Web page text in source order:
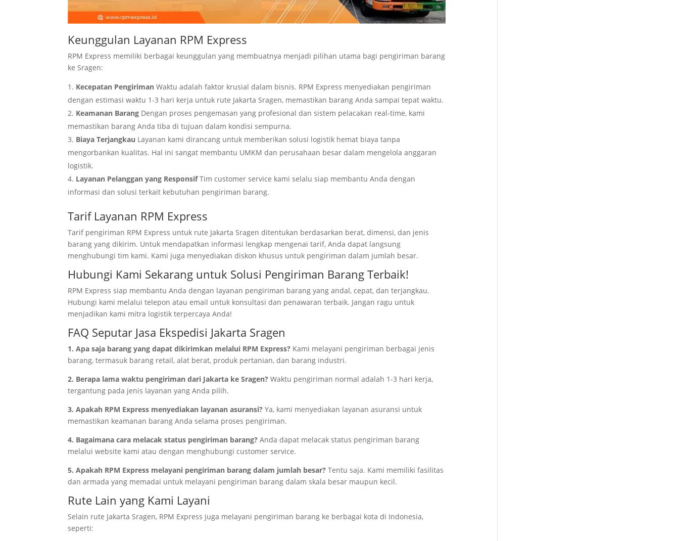
Keunggulan Layanan RPM Express
RPM Express memiliki berbagai keunggulan yang membuatnya menjadi pilihan utama bagi pengiriman barang
ke Sragen:
Kecepatan Pengiriman Waktu adalah faktor krusial dalam bisnis. RPM Express menyediakan pengiriman
dengan estimasi waktu 1-3 hari kerja untuk rute Jakarta Sragen, memastikan barang Anda sampai tepat waktu.
Keamanan Barang Dengan proses pengemasan yang profesional dan sistem pelacakan real-time, kami
memastikan barang Anda tiba di tujuan dalam kondisi sempurna.
Biaya Terjangkau Layanan kami dirancang untuk memberikan solusi logistik hemat biaya tanpa
mengorbankan kualitas. Hal ini sangat membantu UMKM dan perusahaan besar dalam mengelola anggaran
logistik.
Layanan Pelanggan yang ResponsifTim customer service kami selalu siap membantu Anda dengan
informasi dan solusi terkait kebutuhan pengiriman barang.
Tarif Layanan RPM Express
Tarif pengiriman RPM Express untuk rute Jakarta Sragen ditentukan berdasarkan berat, dimensi, dan jenis
barang yang dikirim. Untuk mendapatkan informasi lengkap mengenai tarif, Anda dapat langsung
menghubungi tim kami. Kami juga menyediakan diskon khusus untuk pengiriman dalam jumlah besar.
Hubungi Kami Sekarang untuk Solusi Pengiriman Barang Terbaik!
RPM Express siap membantu Anda dengan layanan pengiriman barang yang andal, cepat, dan terjangkau.
Hubungi kami melalui telepon atau email untuk konsultasi dan penawaran terbaik. Jangan ragu untuk
menjadikan kami mitra logistik terpercaya Anda!
FAQ Seputar Jasa Ekspedisi Jakarta Sragen
1. Apa saja barang yang dapat dikirimkan melalui RPM Express? Kami melayani pengiriman berbagai jenis
barang, termasuk barang retail, alat berat, produk pertanian, dan barang industri.
2. Berapa lama waktu pengiriman dari Jakarta ke Sragen? Waktu pengiriman normal adalah 1-3 hari kerja,
tergantung pada jenis layanan yang Anda pilih.
3. Apakah RPM Express menyediakan layanan asuransi? Ya, kami menyediakan layanan asuransi untuk
memastikan keamanan barang Anda selama proses pengiriman.
4. Bagaimana cara melacak status pengiriman barang? Anda dapat melacak status pengiriman barang
melalui website kami atau dengan menghubungi customer service.
5. Apakah RPM Express melayani pengiriman barang dalam jumlah besar? Tentu saja. Kami memiliki fasilitas
dan armada yang memadai untuk melayani pengiriman barang dalam skala besar maupun kecil.
Rute Lain yang Kami Layani
Selain rute Jakarta Sragen, RPM Express juga melayani pengiriman barang ke berbagai kota di Indonesia,
seperti: